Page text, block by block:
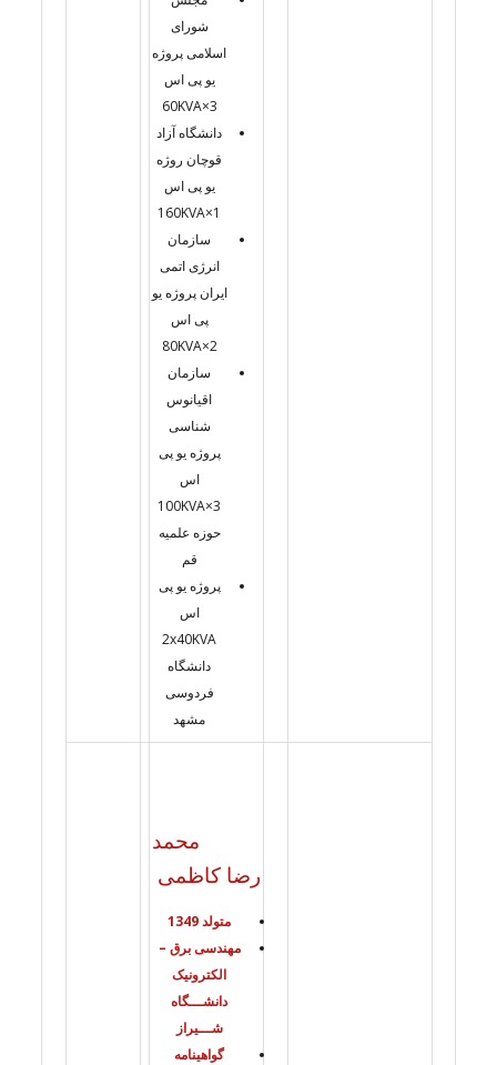
شورای
اسلامی پروژه
یو پی اس
3×60KVA
دانشگاه آزاد
قوچان روژه
یو پی اس
1×160KVA
سازمان
انرژی اتمی
ایران پروژه یو
پی اس
2×80KVA
سازمان
اقیانوس
شناسی
پروژه یو پی
اس
3×100KVA
حوزه علمیه
قم
پروژه یو پی
اس
2x40KVA
دانشگاه
فردوسی
مشهد
محمد
رضا کاظمی
متولد 1349
مهندسی برق –
الکترونیک
دانشـــگاه
شـــیراز
گواهینامه